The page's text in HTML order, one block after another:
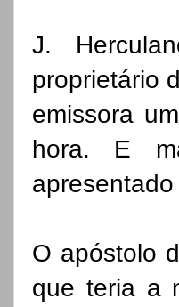
J.
proprietário
emissora
hora. E
O apóstolo
que teria a